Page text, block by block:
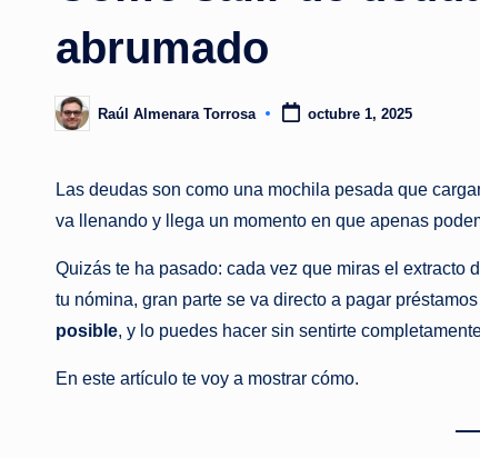
abrumado
Publicado
por
Raúl Almenara Torrosa octubre 1, 2025
Las deudas son como una mochila pesada que
va llenando y llega un momento en que apenas
Quizás te ha pasado: cada vez que miras el extracto
tu nómina, gran parte se va directo a pagar
posible, y lo puedes hacer sin sentirte
En este artículo te voy a mostrar cómo.